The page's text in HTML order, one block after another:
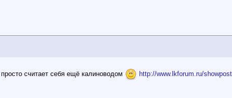
, просто считает себя ещё калиноводом
http://www.lkforum.ru/